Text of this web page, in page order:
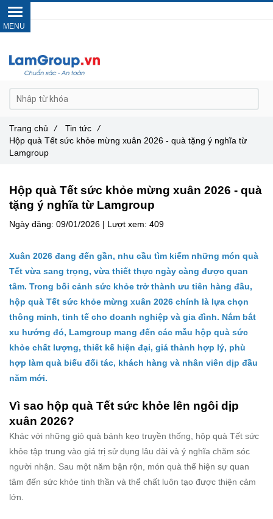
Hộp quà Tết sức khỏe mừng xuân 2026 - quà
tặng ý nghĩa từ Lamgroup
Ngày đăng: 09/01/2026 | Lượt xem: 409
Xuân 2026 đang đến gần, nhu cầu tìm kiếm những món quà
Tết vừa sang trọng, vừa thiết thực ngày càng được quan
tâm. Trong bối cảnh sức khỏe trở thành ưu tiên hàng đầu,
hộp quà Tết sức khỏe mừng xuân 2026 chính là lựa chọn
thông minh, tinh tế cho doanh nghiệp và gia đình. Nắm bắt
xu hướng đó, Lamgroup mang đến các mẫu hộp quà sức
khỏe chất lượng, thiết kế hiện đại, giá thành hợp lý, phù
hợp làm quà biếu đối tác, khách hàng và nhân viên dịp đầu
năm mới.
Vì sao hộp quà Tết sức khỏe lên ngôi dịp
xuân 2026?
Khác với những giỏ quà bánh kẹo truyền thống, hộp quà Tết sức
khỏe tập trung vào giá trị sử dụng lâu dài và ý nghĩa chăm sóc
người nhận. Sau một năm bận rộn, món quà thể hiện sự quan
tâm đến sức khỏe tinh thần và thể chất luôn tạo được thiện cảm
lớn.
Trang chủ / Tin tức
/
Hộp quà Tết sức khỏe mừng xuân 2026 - quà tặng ý nghĩa từ
Lamgroup